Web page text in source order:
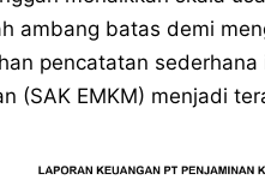
ambang batas demi
pencatatan
(SAK EMKM) menjadi